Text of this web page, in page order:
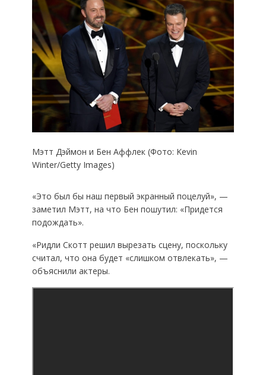
Мэтт Дэймон и Бен Аффлек (Фото: Kevin
Winter/Getty Images)
«Это был бы наш первый экранный поцелуй», —
заметил Мэтт, на что Бен пошутил: «Придется
подождать».
«Ридли Скотт решил вырезать сцену, поскольку
считал, что она будет «слишком отвлекать», —
объяснили актеры.